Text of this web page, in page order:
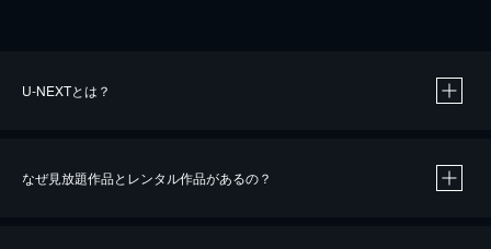
U-NEXTとは？
なぜ見放題作品とレンタル作品があるの？